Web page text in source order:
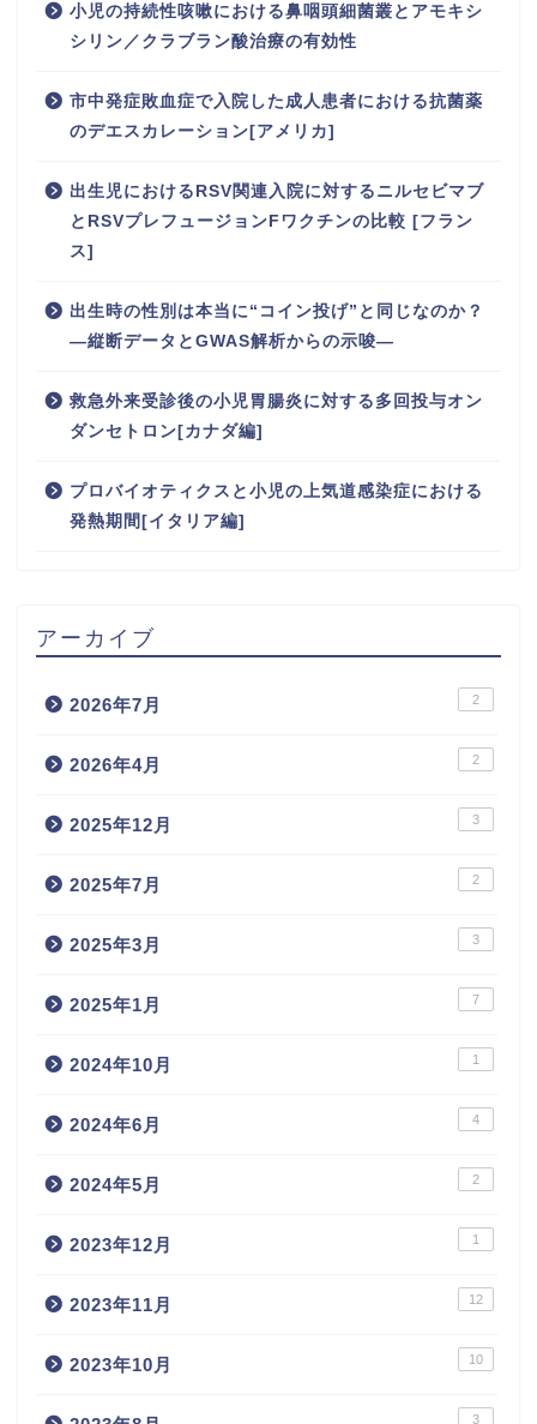
小児の持続性咳嗽における鼻咽頭細菌叢とアモキシ
シリン／クラブラン酸治療の有効性
市中発症敗血症で入院した成人患者における抗菌薬
のデエスカレーション[アメリカ]
出生児におけるRSV関連入院に対するニルセビマブ
とRSVプレフュージョンFワクチンの比較 [フラン
ス]
出生時の性別は本当に“コイン投げ”と同じなのか？
―縦断データとGWAS解析からの示唆―
救急外来受診後の小児胃腸炎に対する多回投与オン
ダンセトロン[カナダ編]
プロバイオティクスと小児の上気道感染症における
発熱期間[イタリア編]
アーカイブ
2026年7月 2
2026年4月 2
2025年12月 3
2025年7月 2
2025年3月 3
2025年1月 7
2024年10月 1
2024年6月 4
2024年5月 2
2023年12月 1
2023年11月 12
2023年10月 10
3